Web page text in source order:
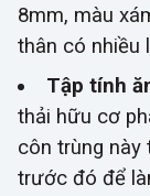
8mm, màu
thân có nhiều
Tập tính
thải hữu cơ
côn trùng này
trước đó để